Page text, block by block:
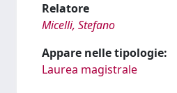
Relatore
Micelli, Stefano
Appare nelle tipologie:
Laurea magistrale